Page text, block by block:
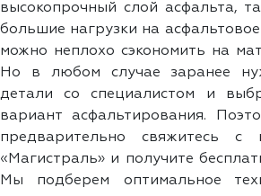
высокопрочный слой асфальта,
большие нагрузки на
можно неплохо сэкономить на
Но в любом случае заранее
детали со специалистом и
вариант асфальтирования.
предварительно свяжитесь
«Магистраль» и получите
Мы подберем оптимальное